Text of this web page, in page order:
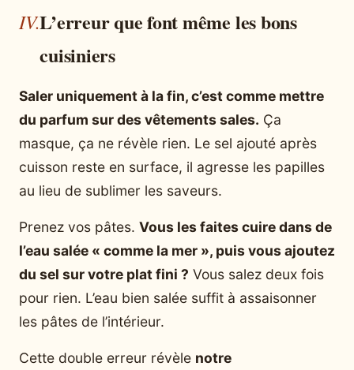
L’erreur que font même les bons
cuisiniers
Saler uniquement à la fin, c’est comme mettre
du parfum sur des vêtements sales. Ça
masque, ça ne révèle rien. Le sel ajouté après
cuisson reste en surface, il agresse les papilles
au lieu de sublimer les saveurs.
Prenez vos pâtes. Vous les faites cuire dans de
l’eau salée « comme la mer », puis vous ajoutez
du sel sur votre plat fini ? Vous salez deux fois
pour rien. L’eau bien salée suffit à assaisonner
les pâtes de l’intérieur.
Cette double erreur révèle notre